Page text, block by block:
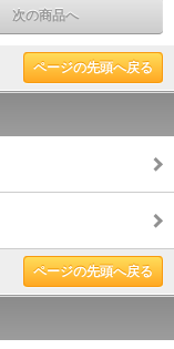
次の商品へ
ページの先頭へ戻る
ページの先頭へ戻る